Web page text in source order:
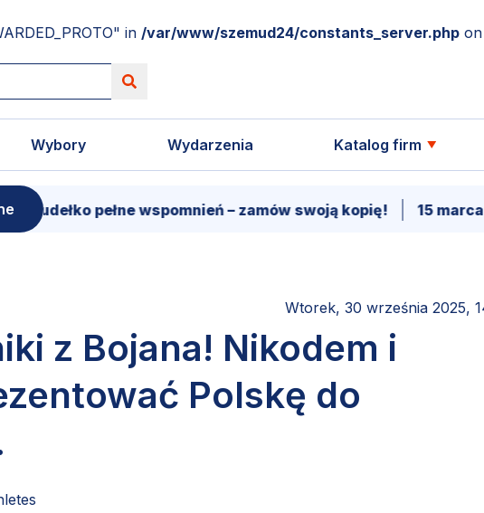
in /var/www/szemud24/constants_server.php
Wybory Wydarzenia Katalog firm
pełne wspomnień – zamów swoją kopię! 15 marca -
Wtorek, 30 września 2025,
z Bojana! Nikodem i
Polskę do